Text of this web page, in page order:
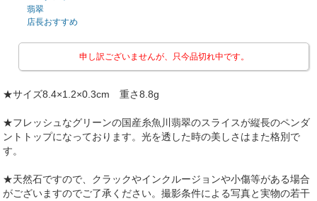
翡翠
店長おすすめ
申し訳ございませんが、只今品切れ中です。
★サイズ8.4×1.2×0.3cm 重さ8.8g
★フレッシュなグリーンの国産糸魚川翡翠のスライスが縦長のペンダ
ントトップになっております。光を透した時の美しさはまた格別で
す。
★天然石ですので、クラックやインクルージョンや小傷等がある場合
がございますのでご了承ください。撮影条件による写真と実物の若干